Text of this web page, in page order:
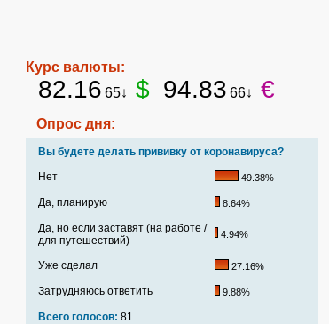
Курс валюты:
82.16 65↓ $ 94.83 66↓ €
Опрос дня:
Вы будете делать прививку от коронавируса?
Нет
49.38%
Да, планирую 8.64%
Да, но если заставят (на работе /
для путешествий)
4.94%
Уже сделал 27.16%
Затрудняюсь ответить 9.88%
Всего голосов: 81